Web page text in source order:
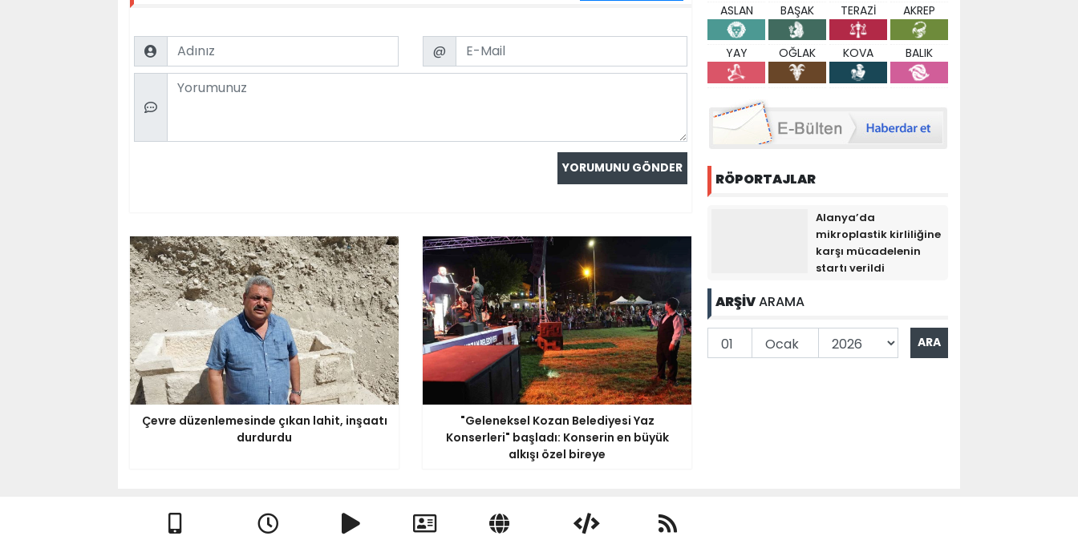
Name Email
@
Comment
Çevre düzenlemesinde çıkan lahit, inşaatı
durdurdu
"Geleneksel Kozan Belediyesi Yaz
Konserleri" başladı: Konserin en büyük
alkışı özel bireye
ASLAN BAŞAK TERAZİ AKREP
YAY OĞLAK KOVA BALIK
RÖPORTAJLAR
Alanya’da
mikroplastik kirliliğine
karşı mücadelenin
startı verildi
ARŞİVARAMA